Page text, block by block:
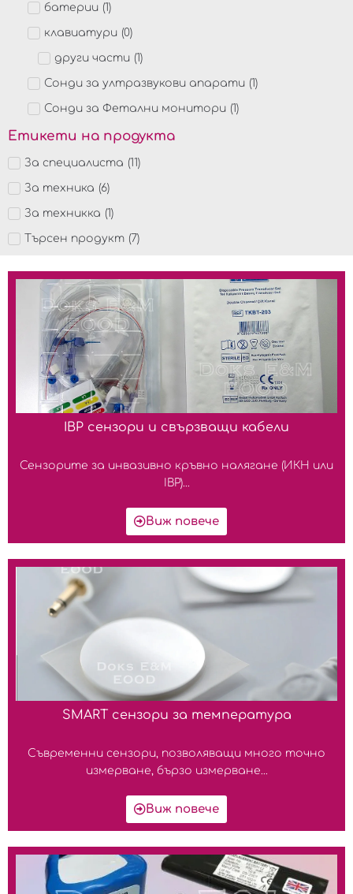
батерии (1)
клавиатури (0)
други части (1)
Сонди за ултразвукови апарати (1)
Сонди за Фетални монитори (1)
Етикети на продукта
За специалиста (11)
За техника (6)
За техникка (1)
Търсен продукт (7)
IBP сензори и свързващи кабели
Сензорите за инвазивно кръвно налягане (ИКН или
IBP)...
Виж повече
SMART сензори за температура
Съвременни сензори, позволяващи много точно
измерване, бързо измерване...
Виж повече